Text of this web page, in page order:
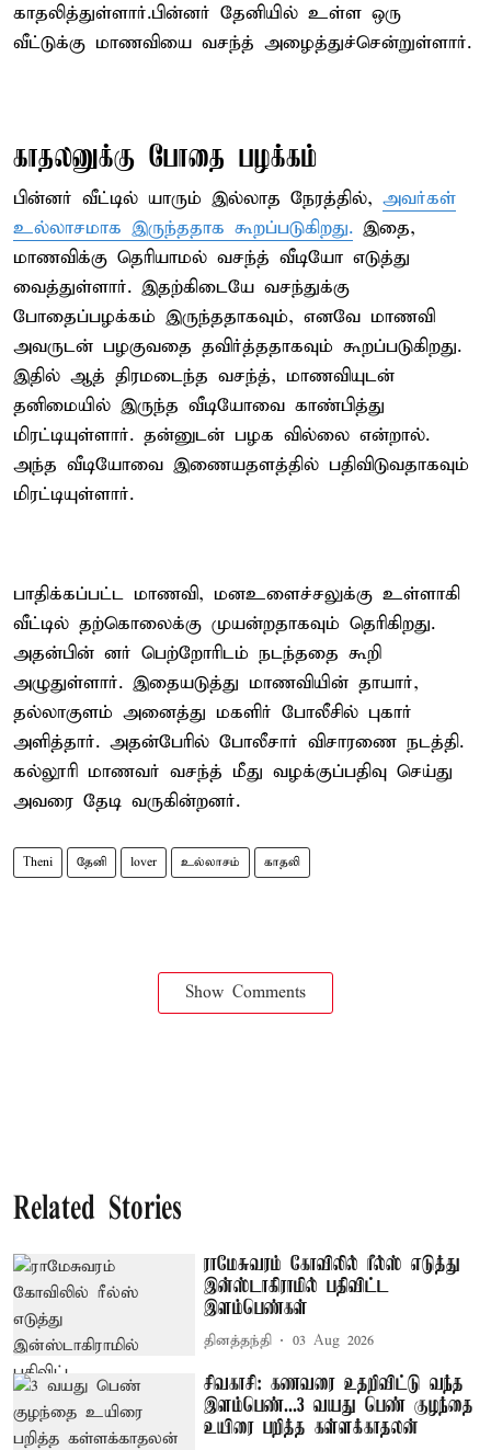
காதலித்துள்ளார்.பின்னர் தேனியில் உள்ள ஒரு
வீட்டுக்கு மாணவியை வசந்த் அழைத்துச்சென்றுள்ளார்.
காதலனுக்கு போதை பழக்கம்
பின்னர் வீட்டில் யாரும் இல்லாத நேரத்தில், அவர்கள்
உல்லாசமாக இருந்ததாக கூறப்படுகிறது. இதை,
மாணவிக்கு தெரியாமல் வசந்த் வீடியோ எடுத்து
வைத்துள்ளார். இதற்கிடையே வசந்துக்கு
போதைப்பழக்கம் இருந்ததாகவும், எனவே மாணவி
அவருடன் பழகுவதை தவிர்த்ததாகவும் கூறப்படுகிறது.
இதில் ஆத் திரமடைந்த வசந்த், மாணவியுடன்
தனிமையில் இருந்த வீடியோவை காண்பித்து
மிரட்டியுள்ளார். தன்னுடன் பழக வில்லை என்றால்.
அந்த வீடியோவை இணையதளத்தில் பதிவிடுவதாகவும்
மிரட்டியுள்ளார்.
பாதிக்கப்பட்ட மாணவி, மனஉளைச்சலுக்கு உள்ளாகி
வீட்டில் தற்கொலைக்கு முயன்றதாகவும் தெரிகிறது.
அதன்பின் னர் பெற்றோரிடம் நடந்ததை கூறி
அழுதுள்ளார். இதையடுத்து மாணவியின் தாயார்,
தல்லாகுளம் அனைத்து மகளிர் போலீசில் புகார்
அளித்தார். அதன்பேரில் போலீசார் விசாரணை நடத்தி.
கல்லூரி மாணவர் வசந்த் மீது வழக்குப்பதிவு செய்து
அவரை தேடி வருகின்றனர்.
Theni தேனி lover உல்லாசம் காதலி
Show Comments
Related Stories
ராமேசுவரம் கோவிலில் ரீல்ஸ் எடுத்து
இன்ஸ்டாகிராமில் பதிவிட்ட
இளம்பெண்கள்
தினத்தந்தி 03 Aug 2026
சிவகாசி: கணவரை உதறிவிட்டு வந்த
இளம்பெண்...3 வயது பெண் குழந்தை
உயிரை பறித்த கள்ளக்காதலன்